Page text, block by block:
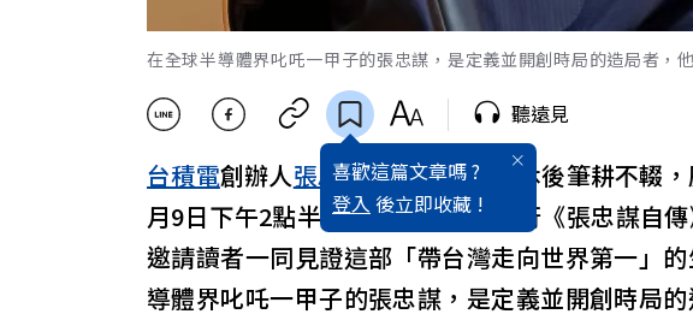
在全球半導體界叱吒一甲子的張忠謀，是定義並開創時局的造局者，
喜歡這篇文章嗎 ?
登入 後立即收藏 !
聽遠見
台積電創辦人張忠謀，自2018年退休後筆耕不輟
月9日下午2點半，遠見天下文化舉行《張忠謀自
邀請讀者一同見證這部「帶台灣走向世界第一」的
導體界叱吒一甲子的張忠謀，是定義並開創時局